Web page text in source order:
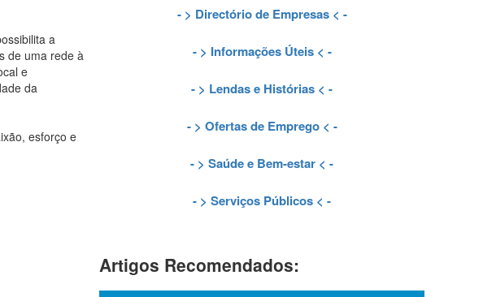
a
de uma rede à
e
da
esforço e
- > Directório de Empresas< -
- > Informações Úteis< -
- > Lendas e Histórias < -
- > Ofertas de Emprego< -
- > Saúde e Bem-estar < -
- > Serviços Públicos < -
Artigos Recomendados: